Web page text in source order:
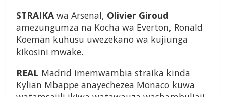
STRAIKA wa Arsenal, Olivier Giroud
amezungumza na Kocha wa Everton, Ronald
Koeman kuhusu uwezekano wa kujiunga
kikosini mwake.
REAL Madrid imemwambia straika kinda
Kylian Mbappe anayechezea Monaco kuwa